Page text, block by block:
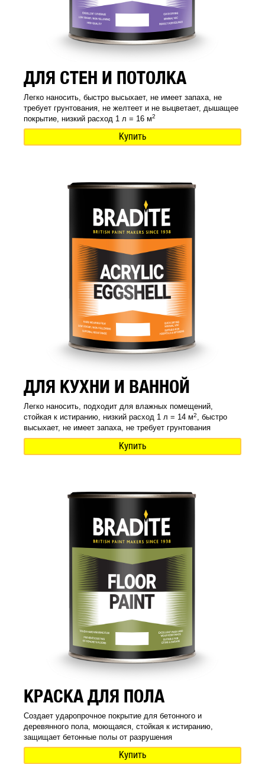
ДЛЯ СТЕН И ПОТОЛКА
Легко наносить, быстро высыхает, не имеет запаха, не
требует грунтования, не желтеет и не выцветает, дышащее
покрытие, низкий расход 1 л = 16 м2
Купить
ДЛЯ КУХНИ И ВАННОЙ
Легко наносить, подходит для влажных помещений,
стойкая к истиранию, низкий расход 1 л = 14 м2, быстро
высыхает, не имеет запаха, не требует грунтования
Купить
КРАСКА ДЛЯ ПОЛА
Создает ударопрочное покрытие для бетонного и
деревянного пола, моющаяся, стойкая к истиранию,
защищает бетонные полы от разрушения
Купить